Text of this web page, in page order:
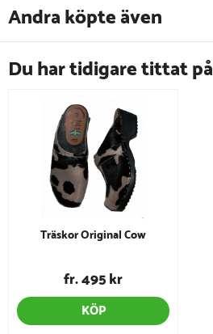
Andra köpte även
Du har tidigare tittat på
Träskor Original Cow
fr. 495 kr
KÖP